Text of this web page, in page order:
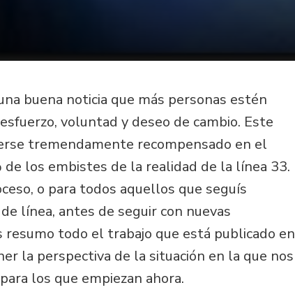
buena noticia que más personas estén
voluntad y deseo de cambio. Este
tremendamente recompensado en el
los embistes de la realidad de la línea 33.
o para todos aquellos que seguís
línea, antes de seguir con nuevas
todo el trabajo que está publicado en
la perspectiva de la situación en la que nos
los que empiezan ahora.